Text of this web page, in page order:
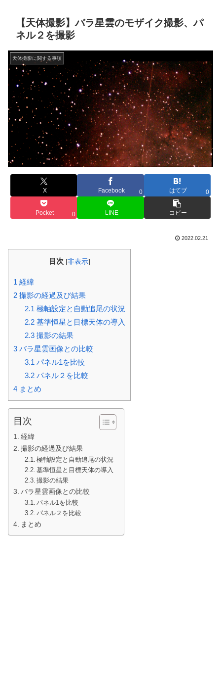
【天体撮影】バラ星雲のモザイク撮影、パ
ネル２を撮影
天体撮影に関する事項
X Facebook 0 はてブ 0
Pocket 0 LINE コピー
2022.02.21
目次 [非表示]
1 経緯
2 撮影の経過及び結果
2.1 極軸設定と自動追尾の状況
2.2基準恒星と目標天体の導入
2.3撮影の結果
3 バラ星雲画像との比較
3.1 パネル1を比較
3.2パネル２を比較
4 まとめ
目次
経緯
撮影の経過及び結果
極軸設定と自動追尾の状況
基準恒星と目標天体の導入
撮影の結果
バラ星雲画像との比較
パネル1を比較
パネル２を比較
まとめ